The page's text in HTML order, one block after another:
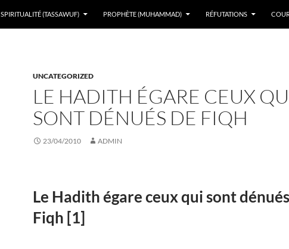
SPIRITUALITÉ (TASSAWUF) PROPHÈTE (MUHAMMAD) RÉFUTATIONS
UNCATEGORIZED
LE HADITH ÉGARE CEUX
SONT DÉNUÉS DE FIQH
23/04/2010 ADMIN
Le Hadith égare ceux qui sont
Fiqh [1]